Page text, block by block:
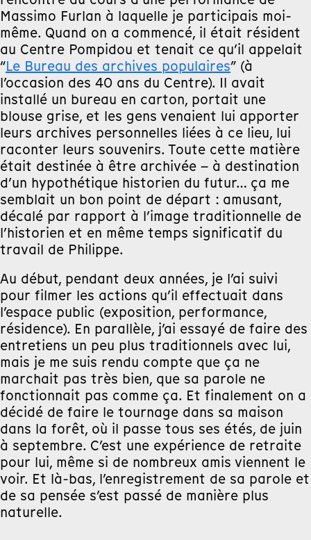
Massimo Furlan à laquelle je participais moi-
même. Quand on a commencé, il était résident
au Centre Pompidou et tenait ce qu’il appelait
“Le Bureau des archives populaires” (à
l’occasion des 40 ans du Centre). Il avait
installé un bureau en carton, portait une
blouse grise, et les gens venaient lui apporter
leurs archives personnelles liées à ce lieu, lui
raconter leurs souvenirs. Toute cette matière
était destinée à être archivée – à destination
d’un hypothétique historien du futur… ça me
semblait un bon point de départ : amusant,
décalé par rapport à l’image traditionnelle de
l’historien et en même temps significatif du
travail de Philippe.
Au début, pendant deux années, je l’ai suivi
pour filmer les actions qu’il effectuait dans
l’espace public (exposition, performance,
résidence). En parallèle, j’ai essayé de faire des
entretiens un peu plus traditionnels avec lui,
mais je me suis rendu compte que ça ne
marchait pas très bien, que sa parole ne
fonctionnait pas comme ça. Et finalement on a
décidé de faire le tournage dans sa maison
dans la forêt, où il passe tous ses étés, de juin
à septembre. C’est une expérience de retraite
pour lui, même si de nombreux amis viennent le
voir. Et là-bas, l’enregistrement de sa parole et
de sa pensée s’est passé de manière plus
naturelle.